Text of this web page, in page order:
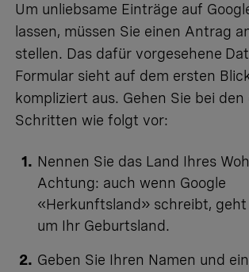
Um unliebsame Einträge auf
lassen, müssen Sie einen Antrag
stellen. Das dafür vorgesehene
Formular sieht auf dem ersten
kompliziert aus. Gehen Sie bei den
Schritten wie folgt vor:
Nennen Sie das Land Ihres
Achtung: auch wenn Google
«Herkunftsland» schreibt,
um Ihr Geburtsland.
Geben Sie Ihren Namen und